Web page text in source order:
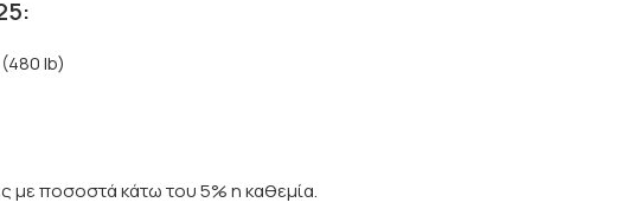
lb)
με ποσοστά κάτω του 5% η καθεμία.